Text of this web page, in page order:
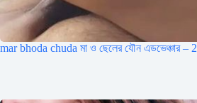
mar bhoda chuda মা ও ছেলের যৌন এডভেঞ্চার – 2